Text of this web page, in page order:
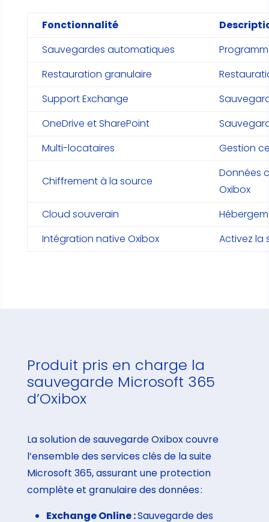
Fonctionnalité
Sauvegardes automatiques
Restauration granulaire
Support Exchange
OneDrive et SharePoint
Multi-locataires
Gestion
Chiffrement à la source
Données
Oxibox
Cloud souverain
Intégration native Oxibox
Activez la
Produit pris en charge la
sauvegarde Microsoft 365
d’Oxibox
La solution de sauvegarde Oxibox couvre
l’ensemble des services clés de la suite
Microsoft 365, assurant une protection
complète et granulaire des données :
Exchange Online :Sauvegarde des